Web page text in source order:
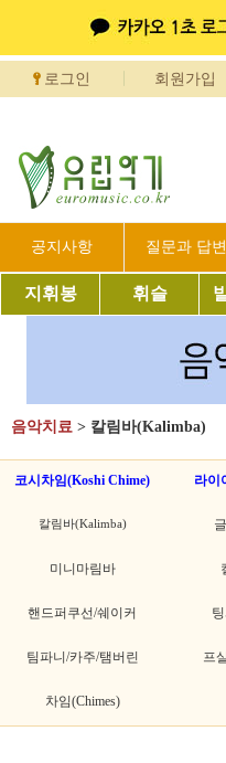
로그인 회원가입
공지사항 질문과 답변
지휘봉 휘슬
음악치료 > 칼림바(Kalimba)
코시차임(Koshi Chime) 라이
칼림바(Kalimba)
미니마림바
핸드퍼쿠선/쉐이커
팀파니/카주/탬버린 프
차임(Chimes)